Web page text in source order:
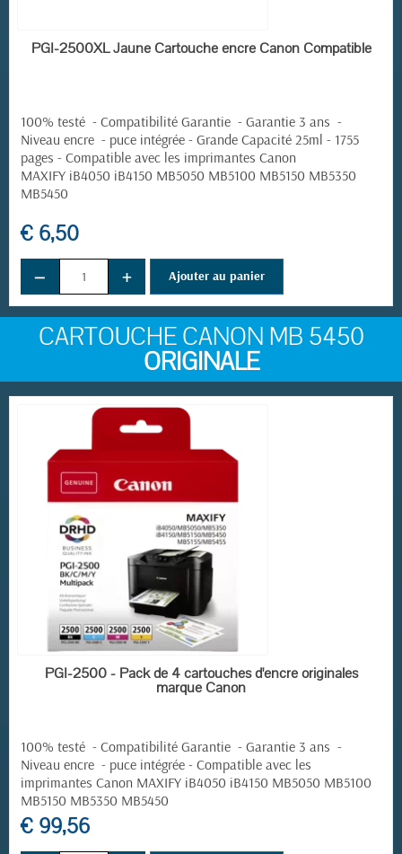
EN STOCK
PGI-2500XL Jaune Cartouche encre Canon Compatible
100% testé - Compatibilité Garantie - Garantie 3 ans -
Niveau encre - puce intégrée - Grande Capacité 25ml - 1755
pages - Compatible avec les imprimantes Canon
MAXIFY iB4050 iB4150 MB5050 MB5100 MB5150 MB5350
MB5450
€ 6,50
− + Ajouter au panier
CARTOUCHE CANON MB 5450
ORIGINALE
EN STOCK
PGI-2500 - Pack de 4 cartouches d'encre originales
marque Canon
100% testé - Compatibilité Garantie - Garantie 3 ans -
Niveau encre - puce intégrée - Compatible avec les
imprimantes Canon MAXIFY iB4050 iB4150 MB5050 MB5100
MB5150 MB5350 MB5450
€ 99,56